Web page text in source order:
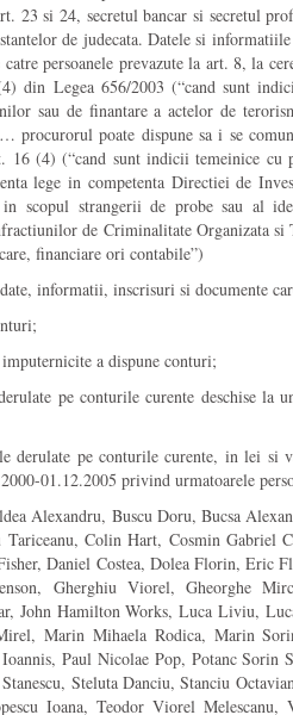
23 si 24, secretul bancar si secretul
de judecata. Datele si
persoanele prevazute la art. 8, la
din Legea 656/2003 (“cand sunt
sau de finantare a actelor de
poate dispune sa i se
16 (4) (“cand sunt indicii temeinice cu
lege in competenta Directiei de
scopul strangerii de probe sau al
de Criminalitate Organizata si
financiare ori contabile”)
informatii, inscrisuri si documente
a dispune conturi;
pe conturile curente deschise la
derulate pe conturile curente, in lei si
01.12.2005 privind urmatoarele
Alexandru, Buscu Doru, Bucsa
Colin Hart, Cosmin Gabriel
Daniel Costea, Dolea Florin, Eric
Gherghiu Viorel, Gheorghe
John Hamilton Works, Luca Liviu,
Marin Mihaela Rodica, Marin
Paul Nicolae Pop, Potanc Sorin
Steluta Danciu, Stanciu
Ioana, Teodor Viorel Melescanu,